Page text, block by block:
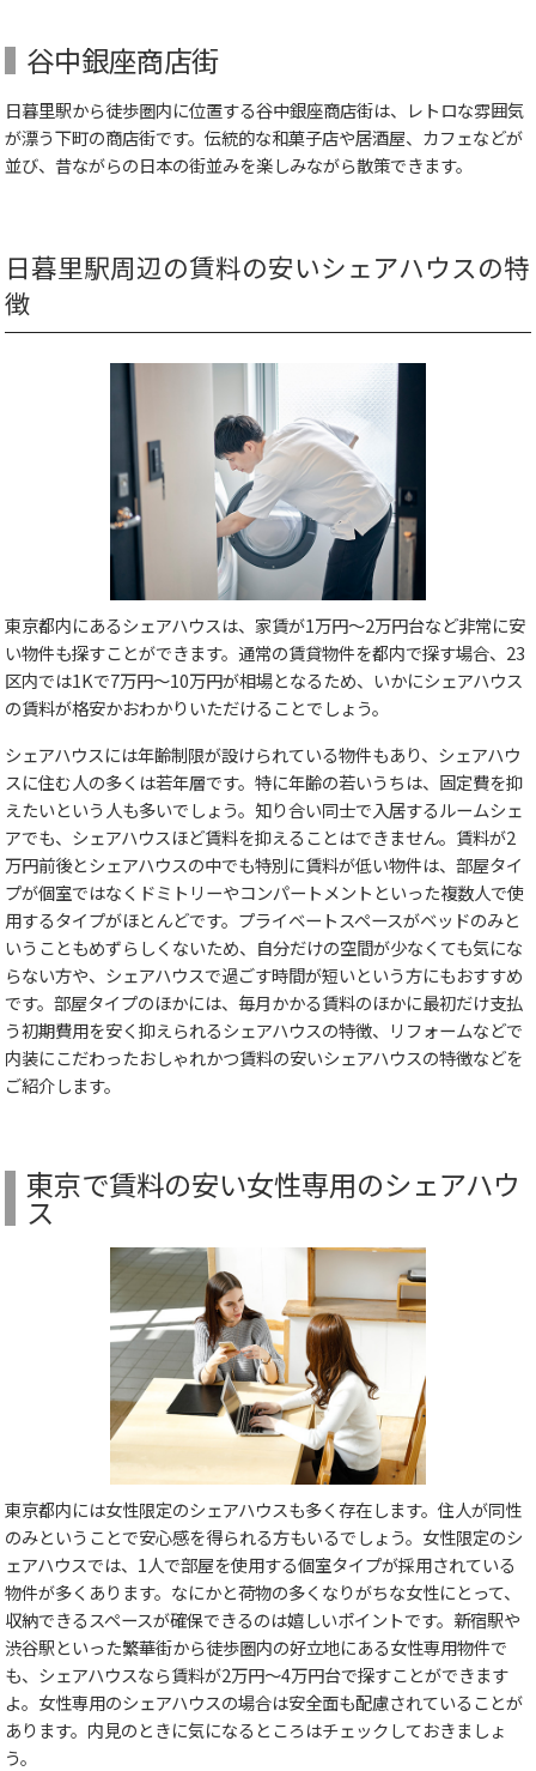
谷中銀座商店街
日暮里駅から徒歩圏内に位置する谷中銀座商店街は、レトロな雰囲気
が漂う下町の商店街です。伝統的な和菓子店や居酒屋、カフェなどが
並び、昔ながらの日本の街並みを楽しみながら散策できます。
日暮里駅周辺の賃料の安いシェアハウスの特
徴
東京都内にあるシェアハウスは、家賃が1万円～2万円台など非常に安
い物件も探すことができます。通常の賃貸物件を都内で探す場合、23
区内では1Kで7万円～10万円が相場となるため、いかにシェアハウス
の賃料が格安かおわかりいただけることでしょう。
シェアハウスには年齢制限が設けられている物件もあり、シェアハウ
スに住む人の多くは若年層です。特に年齢の若いうちは、固定費を抑
えたいという人も多いでしょう。知り合い同士で入居するルームシェ
アでも、シェアハウスほど賃料を抑えることはできません。賃料が2
万円前後とシェアハウスの中でも特別に賃料が低い物件は、部屋タイ
プが個室ではなくドミトリーやコンパートメントといった複数人で使
用するタイプがほとんどです。プライベートスペースがベッドのみと
いうこともめずらしくないため、自分だけの空間が少なくても気にな
らない方や、シェアハウスで過ごす時間が短いという方にもおすすめ
です。部屋タイプのほかには、毎月かかる賃料のほかに最初だけ支払
う初期費用を安く抑えられるシェアハウスの特徴、リフォームなどで
内装にこだわったおしゃれかつ賃料の安いシェアハウスの特徴などを
ご紹介します。
東京で賃料の安い女性専用のシェアハウ
ス
東京都内には女性限定のシェアハウスも多く存在します。住人が同性
のみということで安心感を得られる方もいるでしょう。女性限定のシ
ェアハウスでは、1人で部屋を使用する個室タイプが採用されている
物件が多くあります。なにかと荷物の多くなりがちな女性にとって、
収納できるスペースが確保できるのは嬉しいポイントです。新宿駅や
渋谷駅といった繁華街から徒歩圏内の好立地にある女性専用物件で
も、シェアハウスなら賃料が2万円～4万円台で探すことができます
よ。女性専用のシェアハウスの場合は安全面も配慮されていることが
あります。内見のときに気になるところはチェックしておきましょ
う。